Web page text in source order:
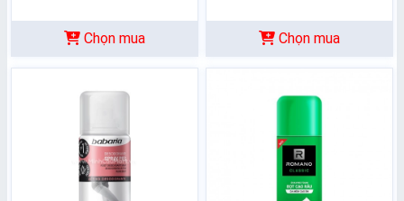
Chọn mua Chọn mua